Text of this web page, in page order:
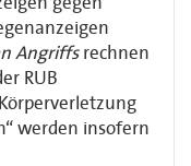
Angriffsrechnen
RUB
werden insofern